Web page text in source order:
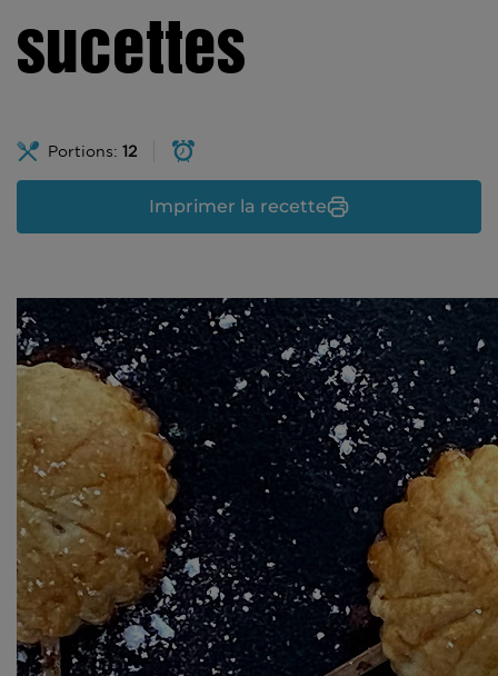
sucettes
Portions: 12
Imprimer la recette